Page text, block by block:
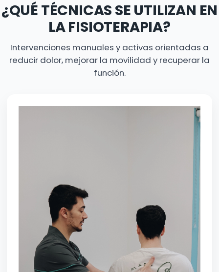
¿QUÉ TÉCNICAS SE UTILIZAN EN
LA FISIOTERAPIA?
Intervenciones manuales y activas orientadas a
reducir dolor, mejorar la movilidad y recuperar la
función.